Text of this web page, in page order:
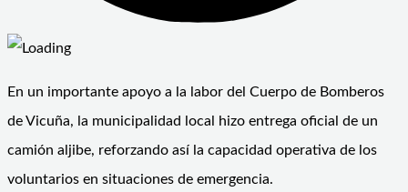
En un importante apoyo a la labor del Cuerpo de Bomberos
de Vicuña, la municipalidad local hizo entrega oficial de un
camión aljibe, reforzando así la capacidad operativa de los
voluntarios en situaciones de emergencia.